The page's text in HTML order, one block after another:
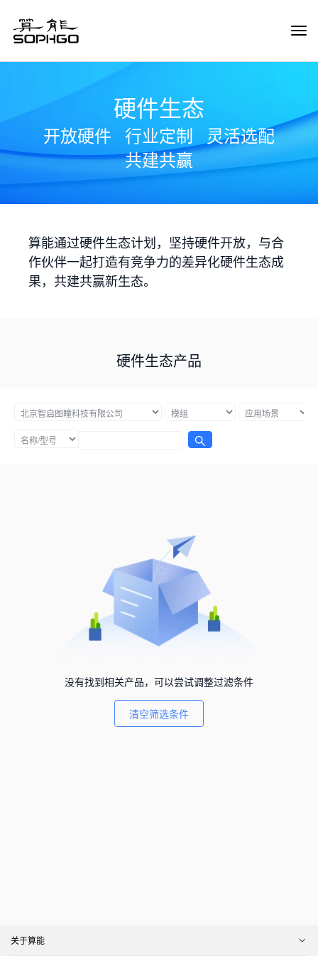
硬件生态
开放硬件 行业定制
灵活选配
共建共赢
算能通过硬件生态计划，坚持硬件开放，与合
作伙伴一起打造有竞争力的差异化硬件生态成
果，共建共赢新生态。
硬件生态产品
没有找到相关产品，可以尝试调整过滤条件
清空筛选条件
关于算能